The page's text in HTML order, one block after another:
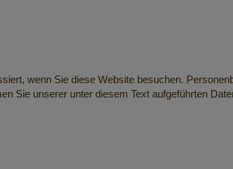
wenn Sie diese Website besuchen.
Sie unserer unter diesem Text aufgeführten